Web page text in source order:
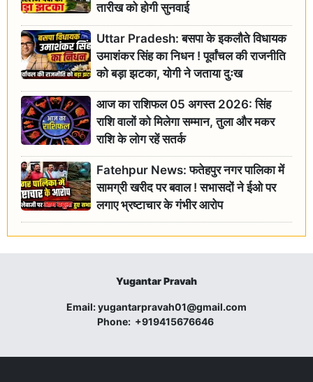
तारीख को होगी सुनवाई
Uttar Pradesh: बसपा के इकलौते विधायक
उमाशंकर सिंह का निधन ! पूर्वांचल की राजनीति
को बड़ा झटका, योगी ने जताया दुःख
आज का राशिफल 05 अगस्त 2026: सिंह
राशि वालों को मिलेगा सम्मान, तुला और मकर
राशि के लोग रहें सतर्क
Fatehpur News: फतेहपुर नगर पालिका में
सामग्री खरीद पर बवाल ! सभासदों ने ईओ पर
लगाए भ्रष्टाचार के गंभीर आरोप
Yugantar Pravah
Email:yugantarpravah01@gmail.com
Phone: +919415676646